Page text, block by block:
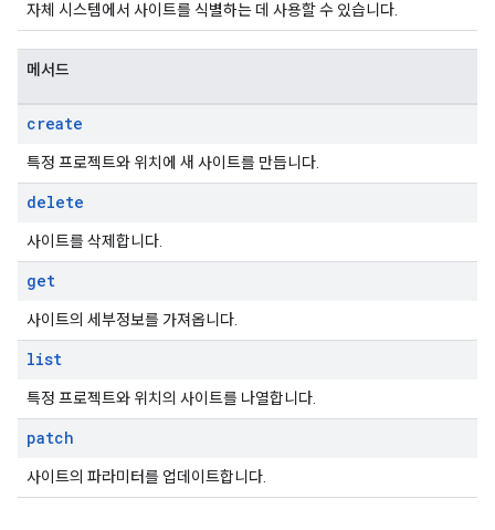
자체 시스템에서 사이트를 식별하는 데 사용할 수 있습니다.
메서드
create
특정 프로젝트와 위치에 새 사이트를 만듭니다.
delete
사이트를 삭제합니다.
get
사이트의 세부정보를 가져옵니다.
list
특정 프로젝트와 위치의 사이트를 나열합니다.
patch
사이트의 파라미터를 업데이트합니다.